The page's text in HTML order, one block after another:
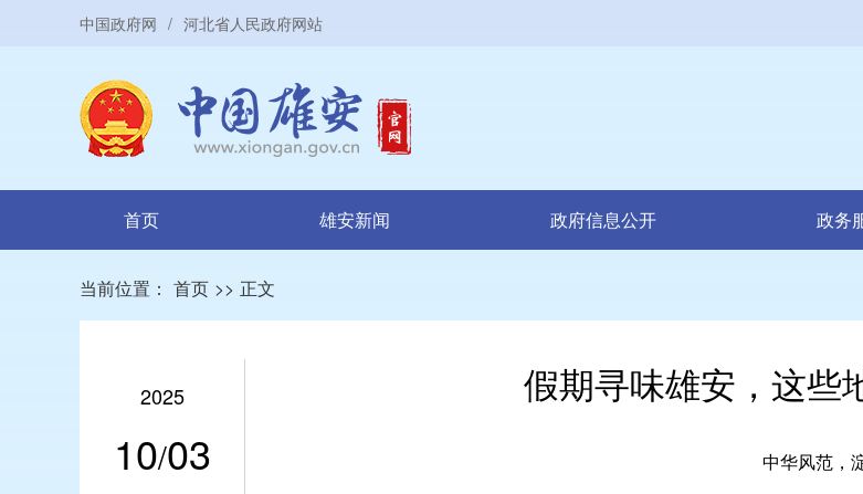
中国政府网 / 河北省人民政府网站
首页 雄安新闻 政府信息公开 政务
当前位置： 首页 >> 正文
2025
10/03
假期寻味雄安，这些
中华风范，